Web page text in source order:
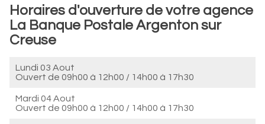
Horaires d'ouverture de votre agence
La Banque Postale Argenton sur
Creuse
Lundi 03 Aout
Ouvert de 09h00 à 12h00 / 14h00 à 17h30
Mardi 04 Aout
Ouvert de 09h00 à 12h00 / 14h00 à 17h30